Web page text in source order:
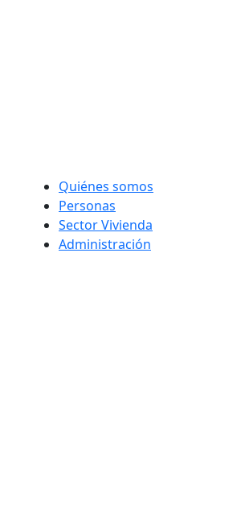
Quiénes somos
Personas
Sector Vivienda
Administración